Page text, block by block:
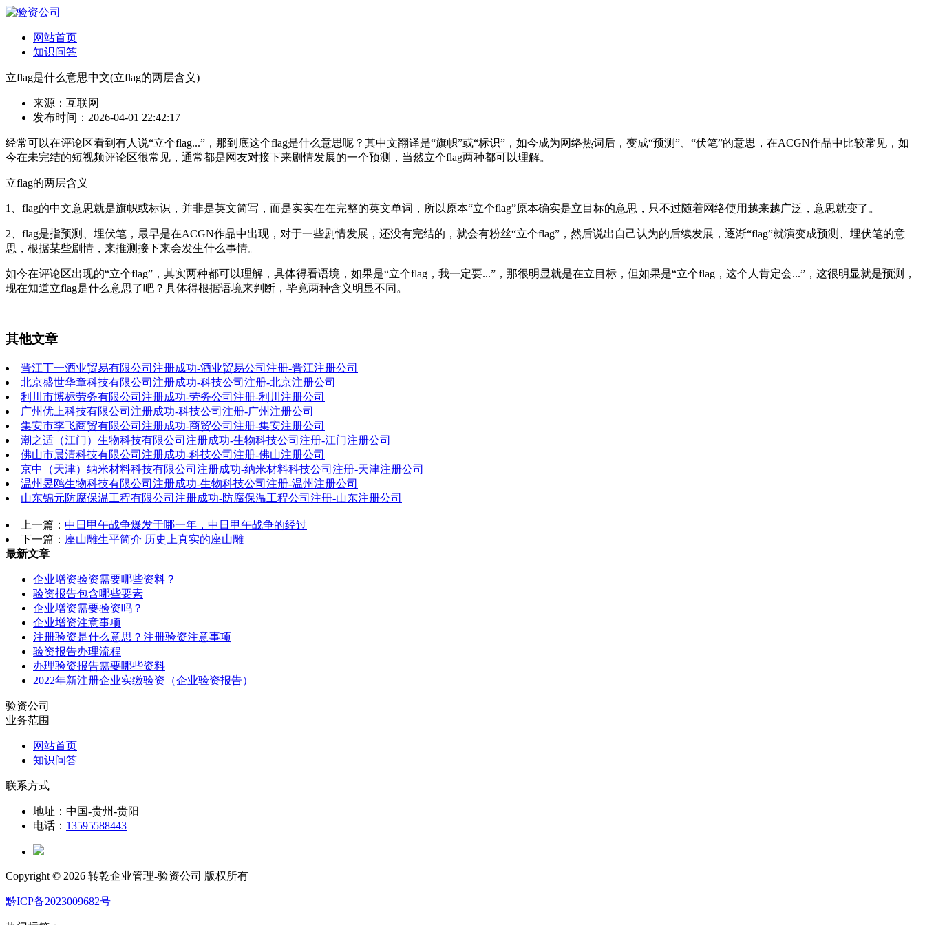
网站首页
知识问答
立flag是什么意思中文(立flag的两层含义)
来源：互联网
发布时间：2026-04-01 22:42:17
经常可以在评论区看到有人说“立个flag...”，那到底这个flag是什么意思呢？其中文翻译是“旗帜”或“标识”，如今成为网络热词后，变成“预测”、“伏笔”的意思，在ACGN作品中比较常见，如
今在未完结的短视频评论区很常见，通常都是网友对接下来剧情发展的一个预测，当然立个flag两种都可以理解。
立flag的两层含义
1、flag的中文意思就是旗帜或标识，并非是英文简写，而是实实在在完整的英文单词，所以原本“立个flag”原本确实是立目标的意思，只不过随着网络使用越来越广泛，意思就变了。
2、flag是指预测、埋伏笔，最早是在ACGN作品中出现，对于一些剧情发展，还没有完结的，就会有粉丝“立个flag”，然后说出自己认为的后续发展，逐渐“flag”就演变成预测、埋伏笔的意
思，根据某些剧情，来推测接下来会发生什么事情。
如今在评论区出现的“立个flag”，其实两种都可以理解，具体得看语境，如果是“立个flag，我一定要...”，那很明显就是在立目标，但如果是“立个flag，这个人肯定会...”，这很明显就是预测，
现在知道立flag是什么意思了吧？具体得根据语境来判断，毕竟两种含义明显不同。
其他文章
晋江丁一酒业贸易有限公司注册成功-酒业贸易公司注册-晋江注册公司
北京盛世华章科技有限公司注册成功-科技公司注册-北京注册公司
利川市博标劳务有限公司注册成功-劳务公司注册-利川注册公司
广州优上科技有限公司注册成功-科技公司注册-广州注册公司
集安市李飞商贸有限公司注册成功-商贸公司注册-集安注册公司
潮之适（江门）生物科技有限公司注册成功-生物科技公司注册-江门注册公司
佛山市晨清科技有限公司注册成功-科技公司注册-佛山注册公司
京中（天津）纳米材料科技有限公司注册成功-纳米材料科技公司注册-天津注册公司
温州昱鸥生物科技有限公司注册成功-生物科技公司注册-温州注册公司
山东锦元防腐保温工程有限公司注册成功-防腐保温工程公司注册-山东注册公司
上一篇： 中日甲午战争爆发于哪一年，中日甲午战争的经过
下一篇： 座山雕生平简介 历史上真实的座山雕
最新文章
企业增资验资需要哪些资料？
验资报告包含哪些要素
企业增资需要验资吗？
企业增资注意事项
注册验资是什么意思？注册验资注意事项
验资报告办理流程
办理验资报告需要哪些资料
2022年新注册企业实缴验资（企业验资报告）
验资公司
业务范围
网站首页
知识问答
联系方式
地址：中国-贵州-贵阳
电话： 13595588443
Copyright © 2026 转乾企业管理-验资公司 版权所有
黔ICP备2023009682号